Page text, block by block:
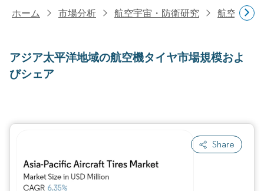
ホーム 市場分析 航空宇宙・防衛研究 航空機部
アジア太平洋地域の航空機タイヤ市場規模およ
びシェア
Share